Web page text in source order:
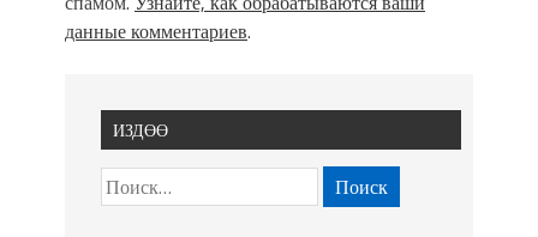
данные комментариев.
ИЗДӨӨ